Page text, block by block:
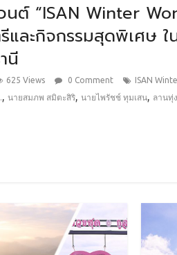
นต์ “ISAN Winter
และกิจกรรมสุดพิเศษ
นี
625 Views 0 Comment ISAN
, นายสมภพ สมิตะสิริ, นายไพรัชช์ ทุมเสน, ลานทุ่